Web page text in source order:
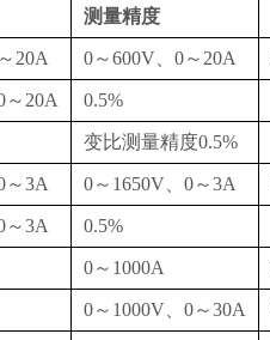
测量精度
20A 0～600V、0～20A
～20A 0.5%
变比测量精度0.5%
～3A 0～1650V、0～3A
～3A 0.5%
0～1000A
0～1000V、0～30A